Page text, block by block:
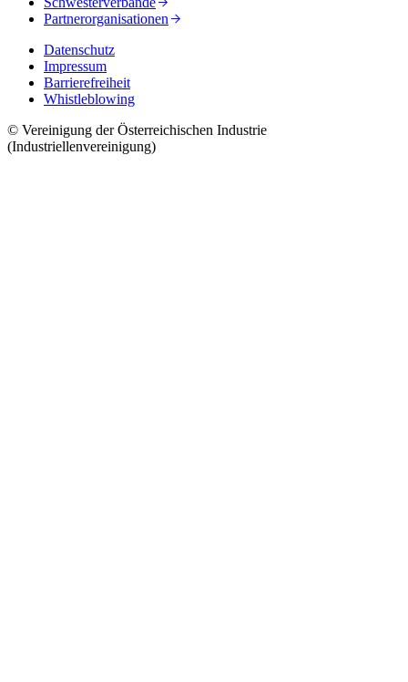
Partnerorganisationen
Datenschutz
Impressum
Barrierefreiheit
Whistleblowing
© Vereinigung der Österreichischen Industrie
(Industriellenvereinigung)